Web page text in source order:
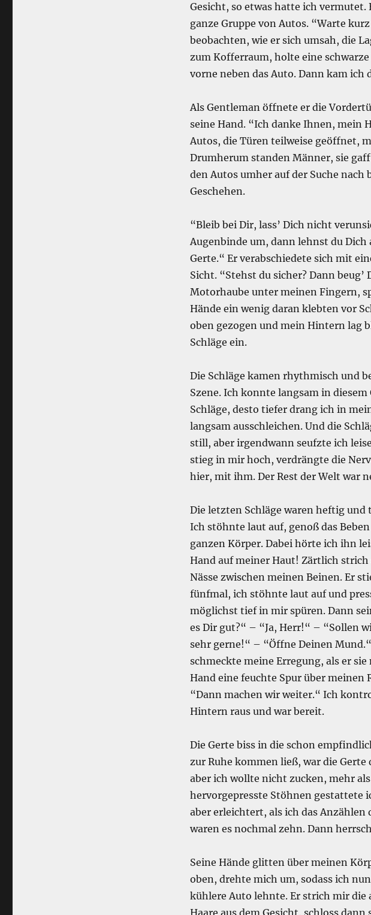
Gesicht, so etwas hatte ich vermutet.
ganze Gruppe von Autos. “Warte
beobachten, wie er sich umsah, die
zum Kofferraum, holte eine
vorne neben das Auto. Dann kam ich
Als Gentleman öffnete er die
seine Hand. “Ich danke Ihnen, mein
Autos, die Türen teilweise geöffnet,
Drumherum standen Männer, sie
den Autos umher auf der Suche nach
Geschehen.
“Bleib bei Dir, lass’ Dich nicht
Augenbinde um, dann lehnst du
Gerte.“ Er verabschiedete sich mit
Sicht. “Stehst du sicher? Dann
Motorhaube unter meinen Fingern,
Hände ein wenig daran klebten vor
oben gezogen und mein Hintern lag
Schläge ein.
Die Schläge kamen rhythmisch und
Szene. Ich konnte langsam in
Schläge, desto tiefer drang ich in
langsam ausschleichen. Und die
still, aber irgendwann seufzte ich
stieg in mir hoch, verdrängte die
hier, mit ihm. Der Rest der Welt war
Die letzten Schläge waren heftig
Ich stöhnte laut auf, genoß das
ganzen Körper. Dabei hörte ich ihn
Hand auf meiner Haut! Zärtlich
Nässe zwischen meinen Beinen. Er
fünfmal, ich stöhnte laut auf und
möglichst tief in mir spüren. Dann
es Dir gut?“ – “Ja, Herr!“ – “Sollen
sehr gerne!“ – “Öffne Deinen
schmeckte meine Erregung, als er
Hand eine feuchte Spur über
“Dann machen wir weiter.“ Ich
Hintern raus und war bereit.
Die Gerte biss in die schon
zur Ruhe kommen ließ, war die
aber ich wollte nicht zucken, mehr
hervorgepresste Stöhnen gestattete
aber erleichtert, als ich das
waren es nochmal zehn. Dann
Seine Hände glitten über meinen
oben, drehte mich um, sodass ich
kühlere Auto lehnte. Er strich mir